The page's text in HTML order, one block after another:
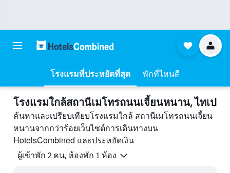
โรงแรมที่ประหยัดที่สุด พักที่ไหนดี
โรงแรมใกล้สถานีเมโทรถนนเจี้ยนหนาน, ไทเป
ค้นหาและเปรียบเทียบโรงแรมใกล้ สถานีเมโทรถนนเจี้ยน
หนานจากกว่าร้อยเว็บไซต์การเดินทางบน
HotelsCombined และประหยัดเงิน
ผู้เข้าพัก 2 คน, ห้องพัก 1 ห้อง